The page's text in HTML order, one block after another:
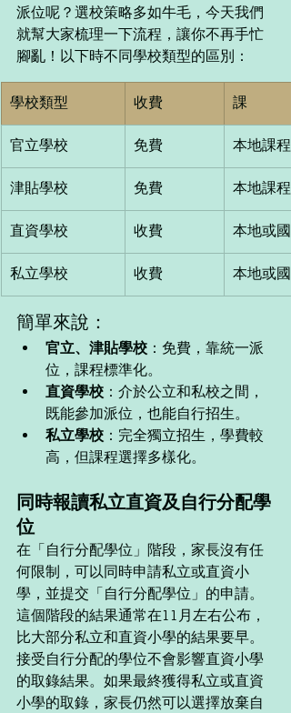
派位呢？選校策略多如牛毛，今天我們
就幫大家梳理一下流程，讓你不再手忙
腳亂！以下時不同學校類型的區別：
學校類型 收費 課
官立學校 免費 本地課程
津貼學校 免費 本地課程
直資學校 收費 本地或
私立學校 收費 本地或國
簡單來說：
官立、津貼學校 ：免費，靠統一派
位，課程標準化。
直資學校 ：介於公立和私校之間，
既能參加派位，也能自行招生。
私立學校 ：完全獨立招生，學費較
高，但課程選擇多樣化。
同時報讀私立直資及自行分配學
位
在「自行分配學位」階段，家長沒有任
何限制，可以同時申請私立或直資小
學，並提交「自行分配學位」的申請。
這個階段的結果通常在11月左右公布，
比大部分私立和直資小學的結果要早。
接受自行分配的學位不會影響直資小學
的取錄結果。如果最終獲得私立或直資
小學的取錄，家長仍然可以選擇放棄自